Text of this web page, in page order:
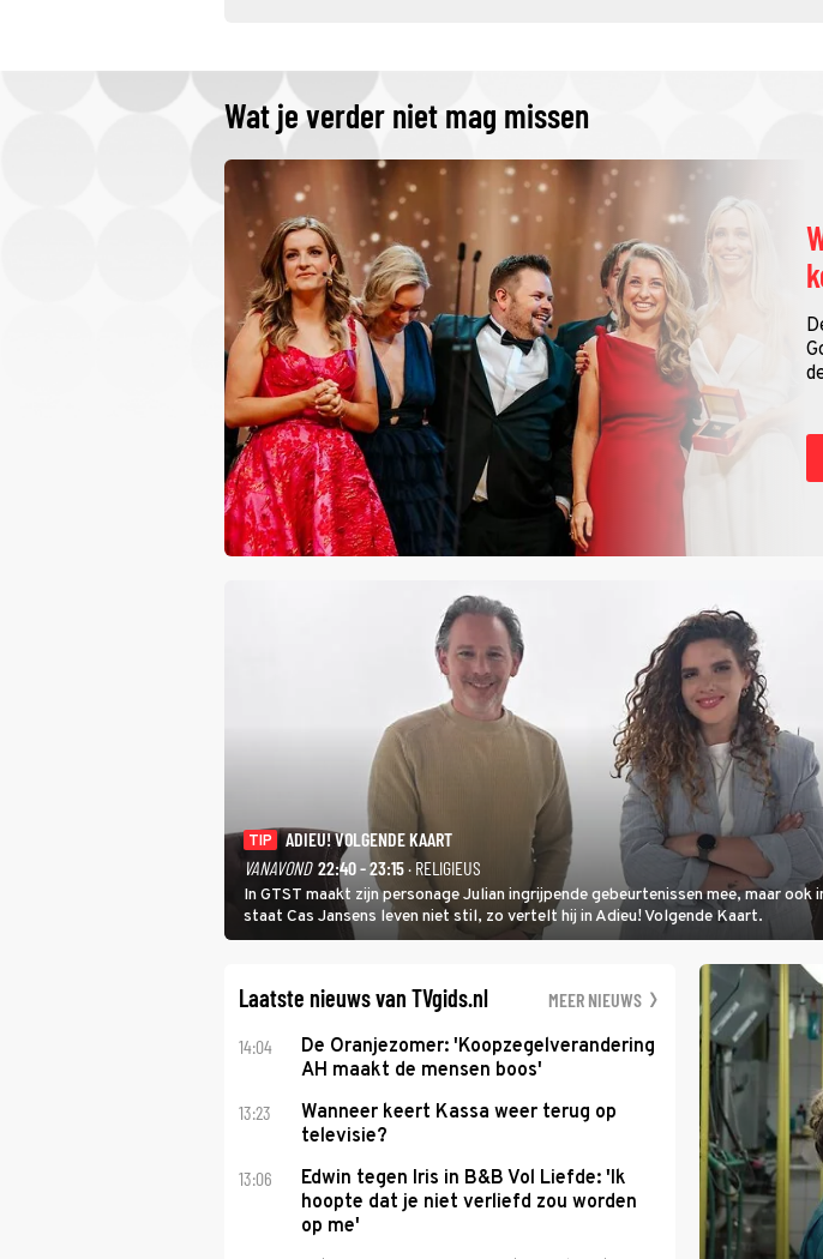
Wat je verder niet mag missen
TIP
ADIEU! VOLGENDE KAART
VANAVOND 22:40 - 23:15· RELIGIEUS
In GTST maakt zijn personage Julian ingrijpende gebeurtenissen mee, maar ook
staat Cas Jansens leven niet stil, zo vertelt hij in Adieu! Volgende Kaart.
Laatste nieuws van TVgids.nl MEER NIEUWS
14:04
De Oranjezomer: 'Koopzegelverandering
AH maakt de mensen boos'
13:23
Wanneer keert Kassa weer terug op
televisie?
13:06
Edwin tegen Iris in B&B Vol Liefde: 'Ik
hoopte dat je niet verliefd zou worden
op me'